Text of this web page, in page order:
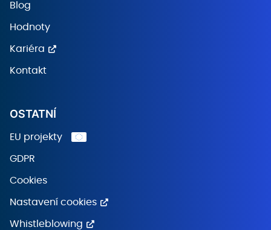
Blog
Hodnoty
Kariéra
Kontakt
OSTATNÍ
EU projekty
GDPR
Cookies
Nastavení cookies
Whistleblowing